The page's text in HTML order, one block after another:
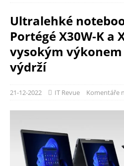
Ultralehké
Portégé X30W-K a
vysokým
výdrží
21-12-2022 IT Revue Komentáře